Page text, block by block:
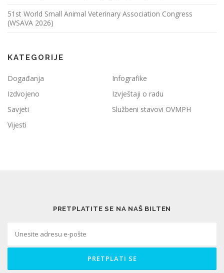
51st World Small Animal Veterinary Association Congress
(WSAVA 2026)
KATEGORIJE
Događanja
Infografike
Izdvojeno
Izvještaji o radu
Savjeti
Službeni stavovi OVMPH
Vijesti
PRETPLATITE SE NA NAŠ BILTEN